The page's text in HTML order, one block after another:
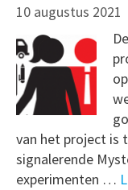
10 augustus 2021
van het project is
signalerende
experimenten …